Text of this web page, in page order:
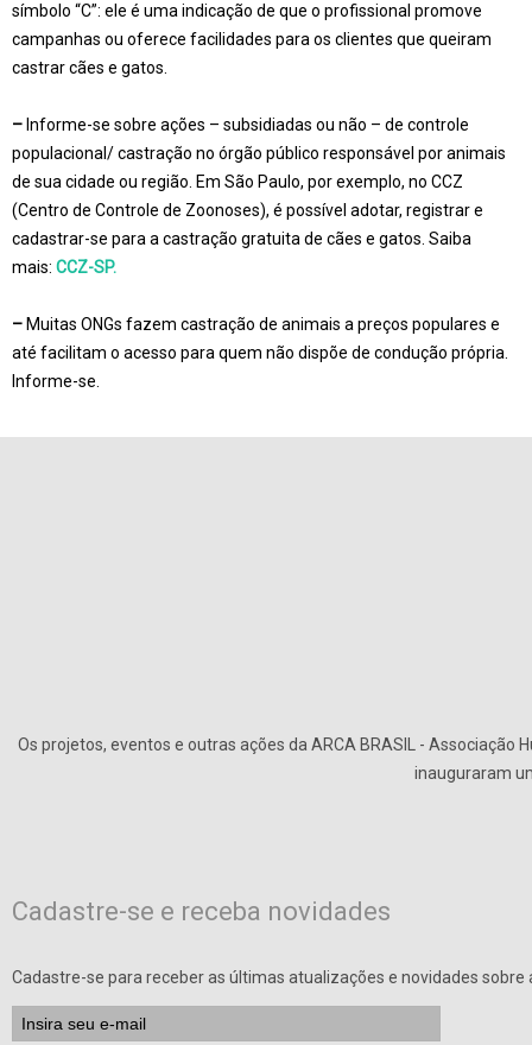
símbolo “C”: ele é uma indicação de que o profissional promove
campanhas ou oferece facilidades para os clientes que queiram
castrar cães e gatos.
– Informe-se sobre ações – subsidiadas ou não – de controle
populacional/ castração no órgão público responsável por animais
de sua cidade ou região. Em São Paulo, por exemplo, no CCZ
(Centro de Controle de Zoonoses), é possível adotar, registrar e
cadastrar-se para a castração gratuita de cães e gatos. Saiba
mais: CCZ-SP.
– Muitas ONGs fazem castração de animais a preços populares e
até facilitam o acesso para quem não dispõe de condução própria.
Informe-se.
Os projetos, eventos e outras ações da ARCA BRASIL -
inauguraram
Cadastre-se e receba novidades
Cadastre-se para receber as últimas atualizações e novidades sobre